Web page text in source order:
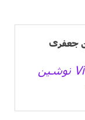
View all posts by نوشین